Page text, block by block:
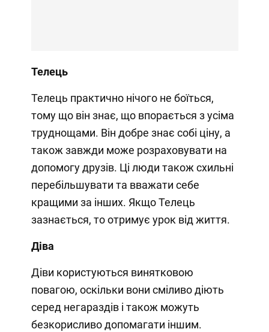
Телець
Телець практично нічого не боїться,
тому що він знає, що впорається з усіма
труднощами. Він добре знає собі ціну, а
також завжди може розраховувати на
допомогу друзів. Ці люди також схильні
перебільшувати та вважати себе
кращими за інших. Якщо Телець
зазнається, то отримує урок від життя.
Діва
Діви користуються винятковою
повагою, оскільки вони сміливо діють
серед негараздів і також можуть
безкорисливо допомагати іншим.